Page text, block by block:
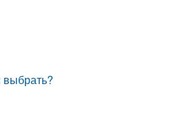
выбрать?